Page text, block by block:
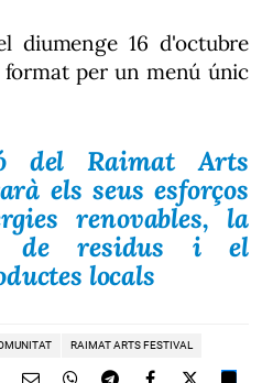
diumenge 16 d'octubre
format per un menú únic
del ​Raimat Arts
els seus esforços
renovables, la
de residus i el
locals
RAIMAT ARTS FESTIVAL